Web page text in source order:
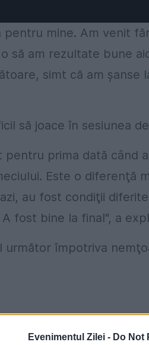
Evenimentul Zilei - Do Not
mine. Am venit
să am rezultate bune
simt că am şanse
să joace în sesiunea
prima dată când
Este o diferenţă
au fost condiţii
fost bine la final", a
împotriva